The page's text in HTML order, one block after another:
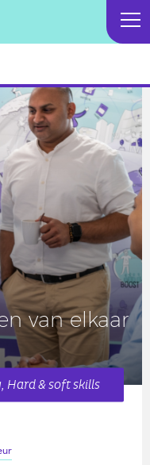
van elkaar
Hard & soft skills